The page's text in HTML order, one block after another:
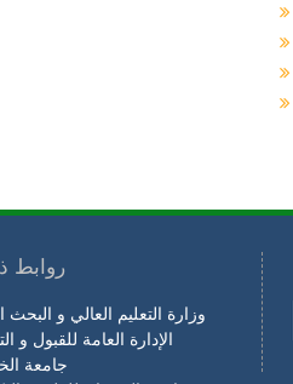
روابط
وزارة التعليم العالي و البحث
الإدارة العامة للقبول و
جامعة